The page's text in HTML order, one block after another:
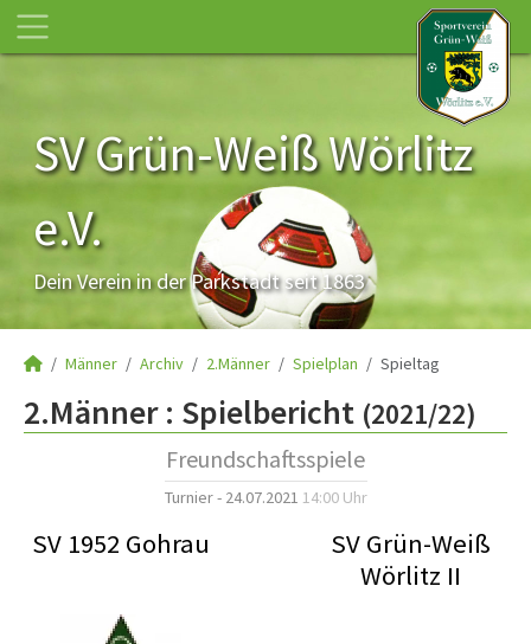
SV Grün-Weiß Wörlitz
e.V.
Dein Verein in der Parkstadt seit 1863
Männer Archiv 2.Männer Spielplan Spieltag
2.Männer : Spielbericht (2021/22)
Freundschaftsspiele
Turnier - 24.07.2021 14:00 Uhr
SV 1952 Gohrau
SV Grün-Weiß
Wörlitz II